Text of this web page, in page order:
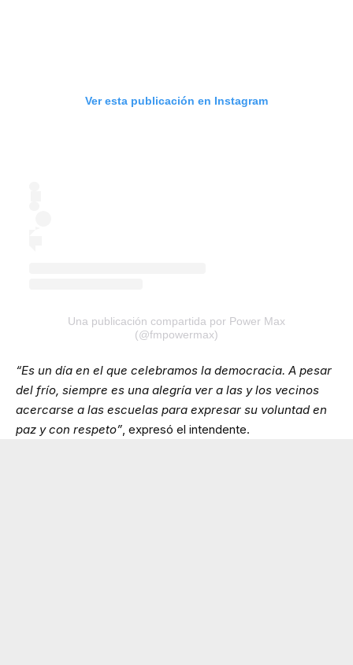
Ver esta publicación en Instagram
Una publicación compartida por Power Max
(@fmpowermax)
“Es un día en el que celebramos la democracia. A pesar
del frío, siempre es una alegría ver a las y los vecinos
acercarse a las escuelas para expresar su voluntad en
paz y con respeto”, expresó el intendente.